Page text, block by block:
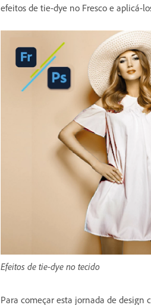
efeitos de tie-dye no Fresco e aplicá-
Efeitos de tie-dye no tecido
Para começar esta jornada de design